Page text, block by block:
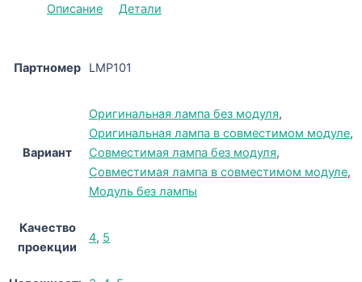
Описание Детали
Партномер LMP101
Вариант
Оригинальная лампа без модуля,
Оригинальная лампа в совместимом модуле,
Совместимая лампа без модуля,
Совместимая лампа в совместимом модуле,
Модуль без лампы
Качество
проекции
4, 5